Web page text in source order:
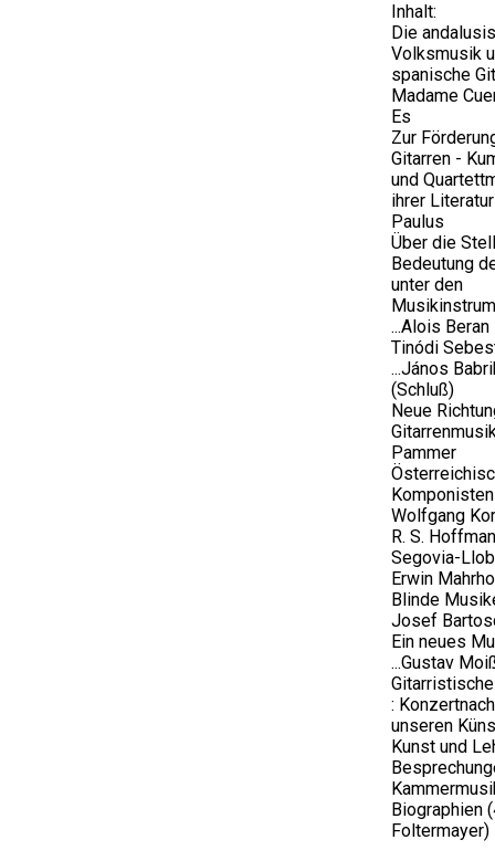
Inhalt:
Die
Volksmusik
spanische
Madame
Es
Zur
Gitarren -
und
ihrer
Paulus
Über die
Bedeutung
unter den
...Alois Beran
Tinódi
...János
(Schluß)
Neue
Pammer
Wolfgang
R. S.
Segovia-
Erwin
Blinde
Josef
Ein neues
...Gustav
:
unseren
Kunst und
Biographien
Foltermayer)